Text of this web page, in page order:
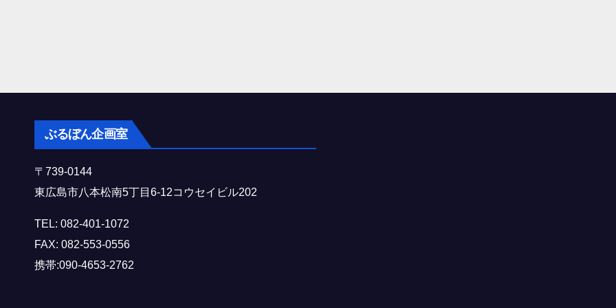
ぶるぼん企画室
〒739-0144
東広島市八本松南5丁目6-12コウセイビル202
TEL: 082-401-1072
FAX: 082-553-0556
携帯:090-4653-2762